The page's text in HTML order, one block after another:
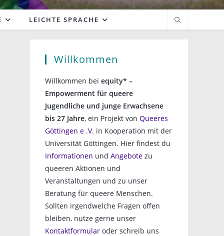
LEICHTE SPRACHE
Willkommen
Willkommen bei equity* –
Empowerment für queere
Jugendliche und junge Erwachsene
bis 27 Jahre, ein Projekt von Queeres
Göttingen e .V. in Kooperation mit der
Universität Göttingen. Hier findest du
Informationen und Angebote zu
queeren Aktionen und
Veranstaltungen und zu unser
Beratung für queere Menschen.
Sollten irgendwelche Fragen offen
bleiben, nutze gerne unser
Kontaktformular oder schreib uns